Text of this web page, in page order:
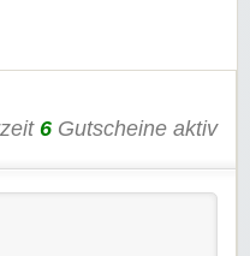
6 Gutscheine aktiv